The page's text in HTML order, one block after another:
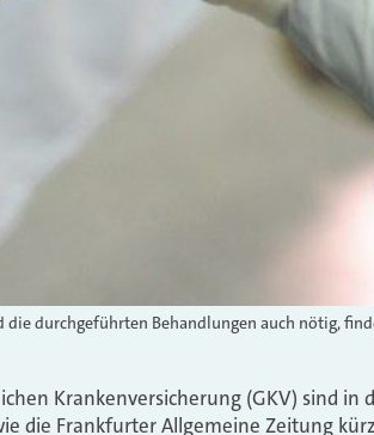
die durchgeführten Behandlungen auch nötig,
Krankenversicherung (GKV) sind in
die Frankfurter Allgemeine Zeitung